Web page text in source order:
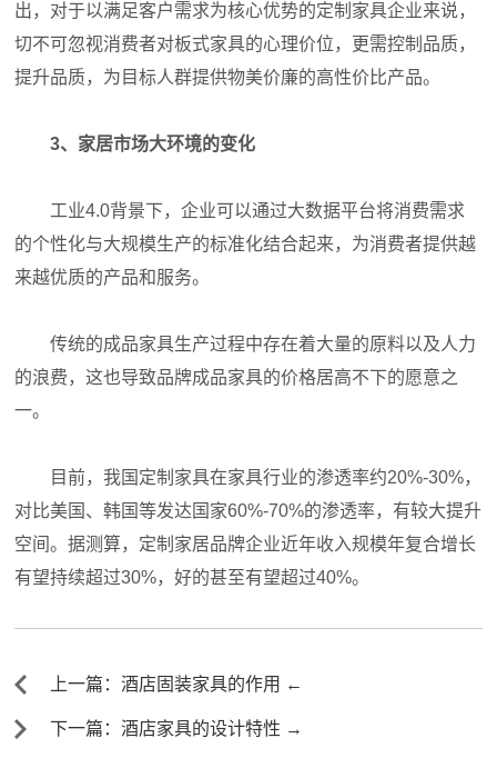
出，对于以满足客户需求为核心优势的定制家具企业来说，
切不可忽视消费者对板式家具的心理价位，更需控制品质，
提升品质，为目标人群提供物美价廉的高性价比产品。
3、家居市场大环境的变化
工业4.0背景下，企业可以通过大数据平台将消费需求
的个性化与大规模生产的标准化结合起来，为消费者提供越
来越优质的产品和服务。
传统的成品家具生产过程中存在着大量的原料以及人力
的浪费，这也导致品牌成品家具的价格居高不下的愿意之
一。
目前，我国定制家具在家具行业的渗透率约20%-30%，
对比美国、韩国等发达国家60%-70%的渗透率，有较大提升
空间。据测算，定制家居品牌企业近年收入规模年复合增长
有望持续超过30%，好的甚至有望超过40%。
上一篇：酒店固装家具的作用 ←
下一篇：酒店家具的设计特性 →